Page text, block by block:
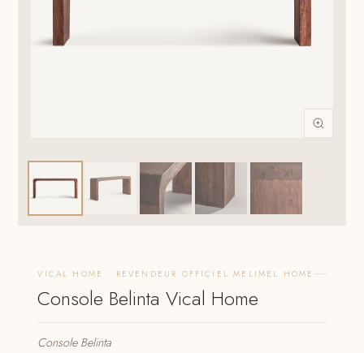
VICAL HOME · REVENDEUR OFFICIEL MELIMEL HOME
Console Belinta Vical Home
Console Belinta